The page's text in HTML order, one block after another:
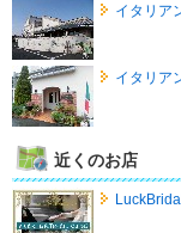
イタリア
イタリア
近くのお店